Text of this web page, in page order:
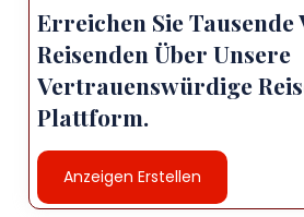
Erreichen Sie Tausende
Reisenden Über Unsere
Vertrauenswürdige
Plattform.
Anzeigen Erstellen